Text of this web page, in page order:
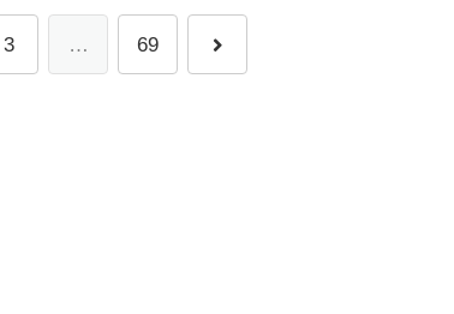
3 … 69